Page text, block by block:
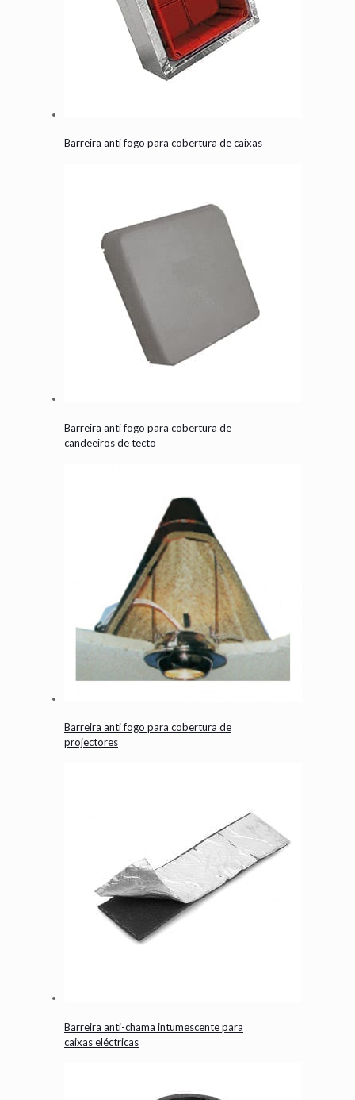
Barreira anti fogo para cobertura de caixas
Barreira anti fogo para cobertura de
candeeiros de tecto
Barreira anti fogo para cobertura de
projectores
Barreira anti-chama intumescente para
caixas eléctricas